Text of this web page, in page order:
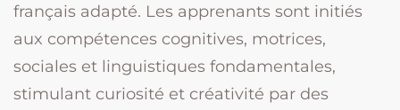
français adapté. Les apprenants sont initiés
aux compétences cognitives, motrices,
sociales et linguistiques fondamentales,
stimulant curiosité et créativité par des